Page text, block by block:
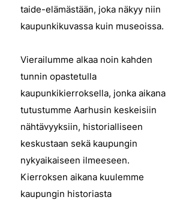
taide-elämästään, joka näkyy niin
kaupunkikuvassa kuin museoissa.
Vierailumme alkaa noin kahden
tunnin opastetulla
kaupunkikierroksella, jonka aikana
tutustumme Aarhusin keskeisiin
nähtävyyksiin, historialliseen
keskustaan sekä kaupungin
nykyaikaiseen ilmeeseen.
Kierroksen aikana kuulemme
kaupungin historiasta